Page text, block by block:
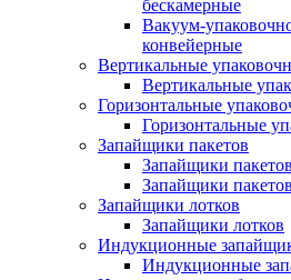
беcкамерные
Вакуум-
конвейерные
Вертикальные
Вертикальные
Горизонтальные
Горизонтальные
Запайщики пакетов
Запайщики
Запайщики
Запайщики лотков
Запайщики лотков
Индукционные
Индукционные